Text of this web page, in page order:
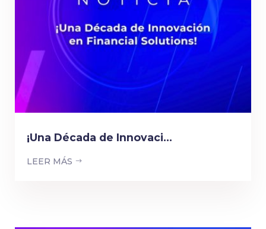
¡Una Década de Innovaci...
LEER MÁS